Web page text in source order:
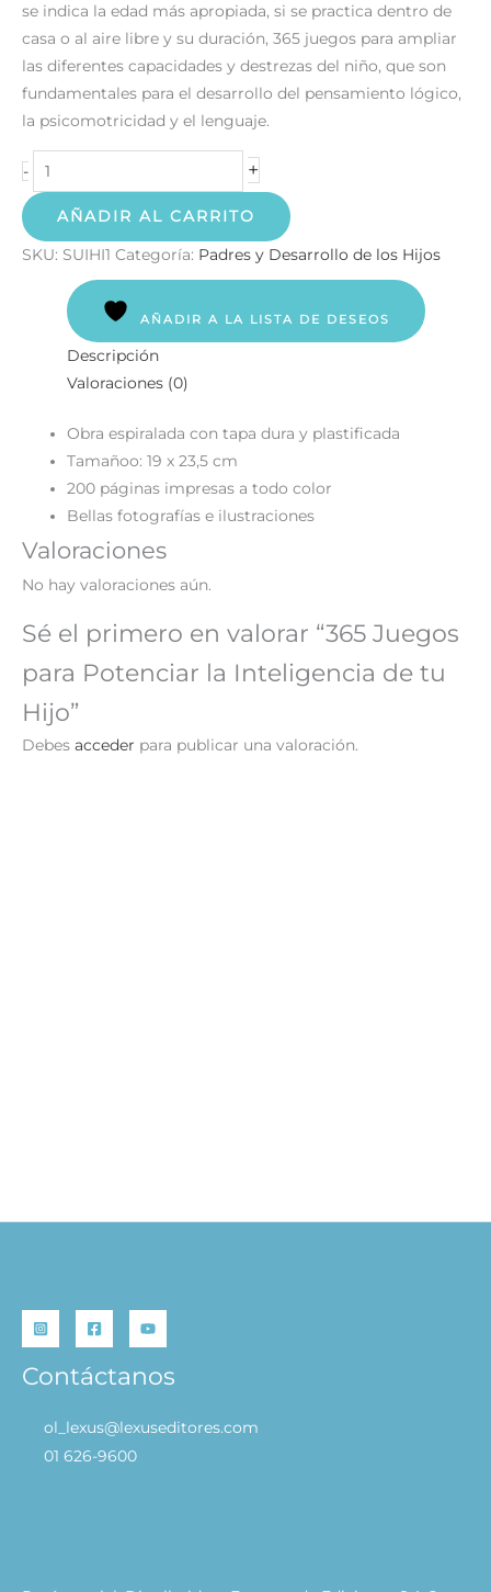
se indica la edad más apropiada, si se practica dentro de
casa o al aire libre y su duración, 365 juegos para ampliar
las diferentes capacidades y destrezas del niño, que son
fundamentales para el desarrollo del pensamiento lógico,
la psicomotricidad y el lenguaje.
- +
AÑADIR AL CARRITO
SKU: SUIHI1 Categoría: Padres y Desarrollo de los Hijos
AÑADIR A LA LISTA DE DESEOS
Descripción
Valoraciones (0)
Obra espiralada con tapa dura y plastificada
Tamañoo: 19 x 23,5 cm
200 páginas impresas a todo color
Bellas fotografías e ilustraciones
Valoraciones
No hay valoraciones aún.
Sé el primero en valorar “365 Juegos
para Potenciar la Inteligencia de tu
Hijo”
Debes acceder para publicar una valoración.
Contáctanos
ol_lexus@lexuseditores.com
01 626-9600